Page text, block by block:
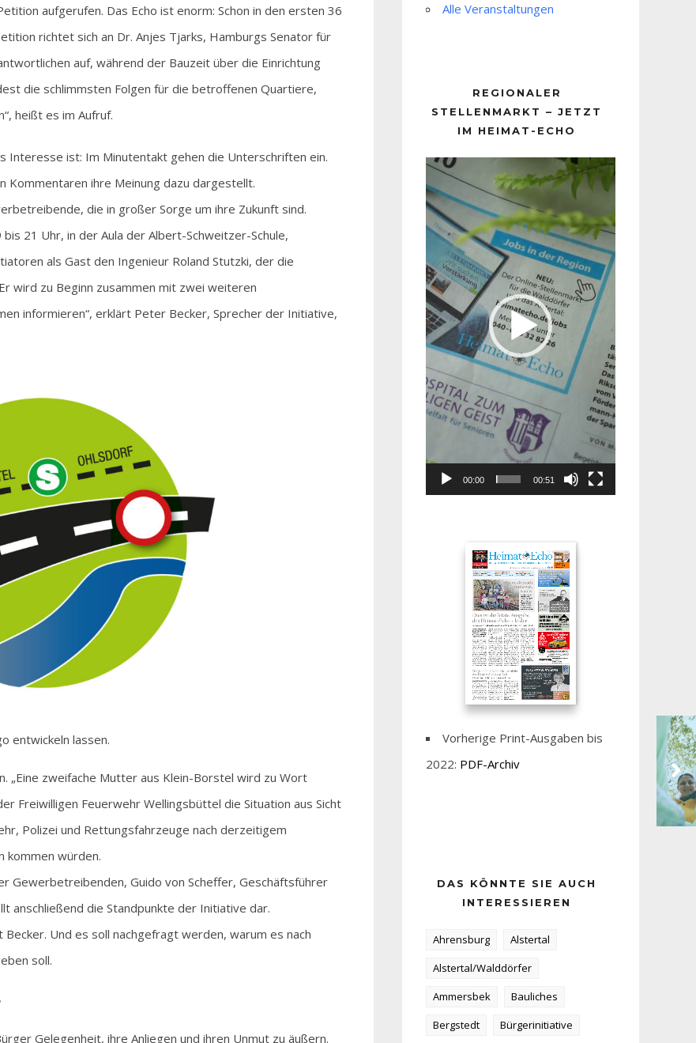
aufgerufen. Das Echo ist enorm: Schon in den ersten 36
richtet sich an Dr. Anjes Tjarks, Hamburgs Senator für
auf, während der Bauzeit über die Einrichtung
die schlimmsten Folgen für die betroffenen Quartiere,
heißt es im Aufruf.
Interesse ist: Im Minutentakt gehen die Unterschriften ein.
ihre Meinung dazu dargestellt.
die in großer Sorge um ihre Zukunft sind.
21 Uhr, in der Aula der Albert-Schweitzer-Schule,
als Gast den Ingenieur Roland Stutzki, der die
wird zu Beginn zusammen mit zwei weiteren
informieren“, erklärt Peter Becker, Sprecher der Initiative,
entwickeln lassen.
„Eine zweifache Mutter aus Klein-Borstel wird zu Wort
Freiwilligen Feuerwehr Wellingsbüttel die Situation aus Sicht
Polizei und Rettungsfahrzeuge nach derzeitigem
kommen würden.
Guido von Scheffer, Geschäftsführer
anschließend die Standpunkte der Initiative dar.
Und es soll nachgefragt werden, warum es nach
soll.
Gelegenheit, ihre Anliegen und ihren Unmut zu äußern.
Alle Veranstaltungen
REGIONALER
STELLENMARKT – JETZT
IM HEIMAT-ECHO
Player
00:00 00:51
Vorherige Print-Ausgaben bis
2022: PDF-Archiv
DAS KÖNNTE SIE AUCH
INTERESSIEREN
Ahrensburg
Alstertal
Alstertal/Walddörfer
Ammersbek
Bauliches
Bergstedt
Bürgerinitiative